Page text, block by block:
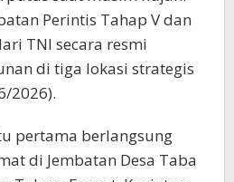
Perintis Tahap V dan
TNI secara resmi
di tiga lokasi strategis
2026).
pertama berlangsung
di Jembatan Desa Taba